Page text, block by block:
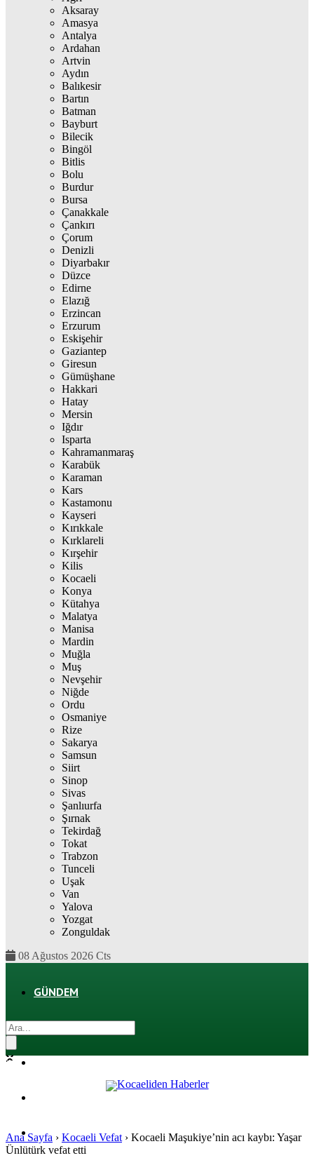
Aksaray
Amasya
Antalya
Ardahan
Artvin
Aydın
Balıkesir
Bartın
Batman
Bayburt
Bilecik
Bingöl
Bitlis
Bolu
Burdur
Bursa
Çanakkale
Çankırı
Çorum
Denizli
Diyarbakır
Düzce
Edirne
Elazığ
Erzincan
Erzurum
Eskişehir
Gaziantep
Giresun
Gümüşhane
Hakkari
Hatay
Mersin
Iğdır
Isparta
Kahramanmaraş
Karabük
Karaman
Kars
Kastamonu
Kayseri
Kırıkkale
Kırklareli
Kırşehir
Kilis
Kocaeli
Konya
Kütahya
Malatya
Manisa
Mardin
Muğla
Muş
Nevşehir
Niğde
Ordu
Osmaniye
Rize
Sakarya
Samsun
Siirt
Sinop
Sivas
Şanlıurfa
Şırnak
Tekirdağ
Tokat
Trabzon
Tunceli
Uşak
Van
Yalova
Yozgat
Zonguldak
08 Ağustos 2026 Cts
GÜNDEM
SPOR
Ana Sayfa › Kocaeli Vefat › Kocaeli Maşukiye’nin acı kaybı: Yaşar
Ünlütürk vefat etti